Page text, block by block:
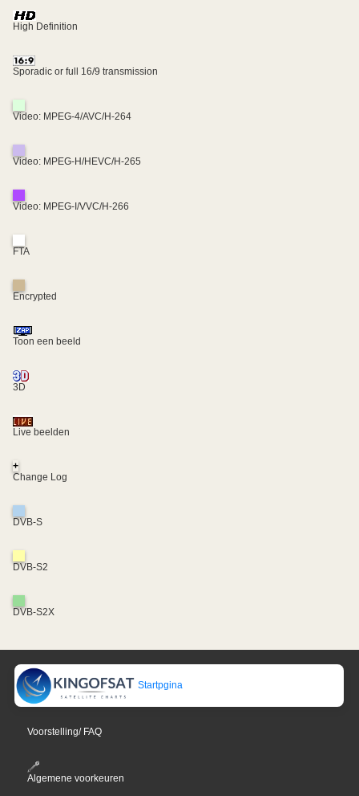
High Definition
Sporadic or full 16/9 transmission
Video: MPEG-4/AVC/H-264
Video: MPEG-H/HEVC/H-265
Video: MPEG-I/VVC/H-266
FTA
Encrypted
Toon een beeld
3D
Live beelden
+
Change Log
DVB-S
DVB-S2
DVB-S2X
Startpgina
Voorstelling/ FAQ
Algemene voorkeuren